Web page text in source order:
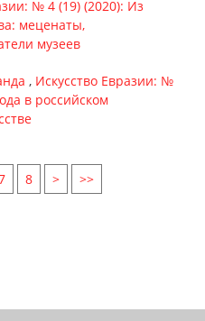
№ 4 (19) (2020): Из
меценаты,
музеев
, Искусство Евразии: №
в российском
8 > >>